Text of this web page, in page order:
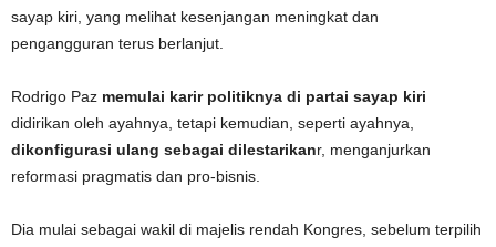
sayap kiri, yang melihat kesenjangan meningkat dan
pengangguran terus berlanjut.
Rodrigo Paz memulai karir politiknya di partai sayap kiri
didirikan oleh ayahnya, tetapi kemudian, seperti ayahnya,
dikonfigurasi ulang sebagai dilestarikanr, menganjurkan
reformasi pragmatis dan pro-bisnis.
Dia mulai sebagai wakil di majelis rendah Kongres, sebelum terpilih